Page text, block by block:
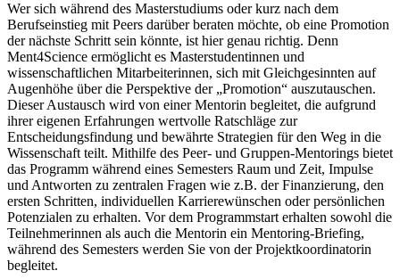
Wer sich während des Masterstudiums oder kurz nach dem
Berufseinstieg mit Peers darüber beraten möchte, ob eine Promotion
der nächste Schritt sein könnte, ist hier genau richtig. Denn
Ment4Science ermöglicht es Masterstudentinnen und
wissenschaftlichen Mitarbeiterinnen, sich mit Gleichgesinnten auf
Augenhöhe über die Perspektive der „Promotion“ auszutauschen.
Dieser Austausch wird von einer Mentorin begleitet, die aufgrund
ihrer eigenen Erfahrungen wertvolle Ratschläge zur
Entscheidungsfindung und bewährte Strategien für den Weg in die
Wissenschaft teilt. Mithilfe des Peer- und Gruppen-Mentorings bietet
das Programm während eines Semesters Raum und Zeit, Impulse
und Antworten zu zentralen Fragen wie z.B. der Finanzierung, den
ersten Schritten, individuellen Karrierewünschen oder persönlichen
Potenzialen zu erhalten. Vor dem Programmstart erhalten sowohl die
Teilnehmerinnen als auch die Mentorin ein Mentoring-Briefing,
während des Semesters werden Sie von der Projektkoordinatorin
begleitet.